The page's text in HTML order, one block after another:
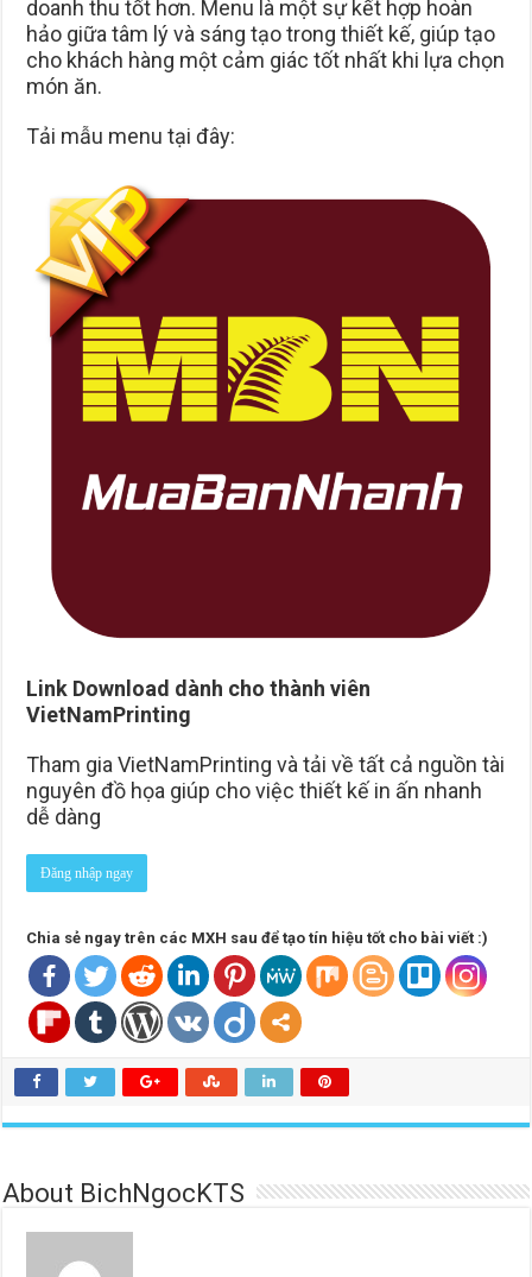
doanh thu tốt hơn. Menu là một sự kết hợp hoàn
hảo giữa tâm lý và sáng tạo trong thiết kế, giúp tạo
cho khách hàng một cảm giác tốt nhất khi lựa chọn
món ăn.
Tải mẫu menu tại đây:
Link Download dành cho thành viên
VietNamPrinting
Tham gia VietNamPrinting và tải về tất cả nguồn tài
nguyên đồ họa giúp cho việc thiết kế in ấn nhanh
dễ dàng
Đăng nhập ngay
Chia sẻ ngay trên các MXH sau để tạo tín hiệu tốt cho bài viết :)
About BichNgocKTS